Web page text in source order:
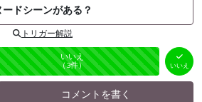
ードシーンがある？
トリガー解説
いいえ
（3件） いいえ
コメントを書く